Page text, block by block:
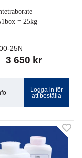
= 25kg
25N
3 650 kr
Logga in för
att beställa